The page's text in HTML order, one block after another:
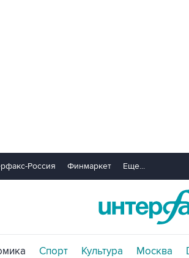
Россия Финмаркет Еще...
Спорт Культура Москва